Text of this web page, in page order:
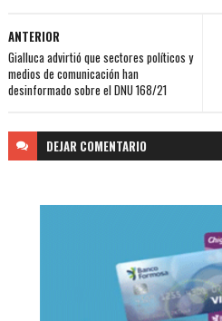
ANTERIOR
Gialluca advirtió que sectores políticos y
medios de comunicación han
desinformado sobre el DNU 168/21
DEJAR COMENTARIO